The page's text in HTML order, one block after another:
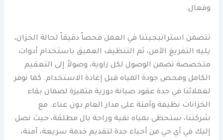
وفعال.
تتضمن استراتيجيتنا في العمل فحصاً دقيقاً لحالة الخزان،
يليه التفريغ الآمن، ثم التنظيف العميق باستخدام أدوات
متخصصة تضمن الوصول لكل زاوية، وصولاً إلى التعقيم
الكامل وفحص جودة المياه قبل إعادة الاستخدام. كما نوفر
لعملائنا في جدة عقود صيانة دورية متميزة لضمان بقاء
الخزانات نظيفة وآمنة على مدار العام دون عناء. مع
شركتنا، ستحظى بمياه نقية وراحة بال مطلقة، حيث نصل
إليك في أي حي من أحياء جدة لتقديم خدمة سريعة، آمنة،